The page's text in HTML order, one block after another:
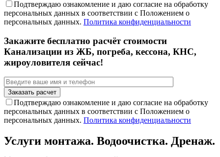
Подтверждаю ознакомление и даю согласие на обработку
персональных данных в соответствии с Положением о
персональных данных. Политика конфиденциальности
Закажите бесплатно расчёт стоимости
Канализации из ЖБ, погреба, кессона, КНС,
жироуловителя сейчас!
Подтверждаю ознакомление и даю согласие на обработку
персональных данных в соответствии с Положением о
персональных данных. Политика конфиденциальности
Услуги монтажа. Водоочистка. Дренаж.